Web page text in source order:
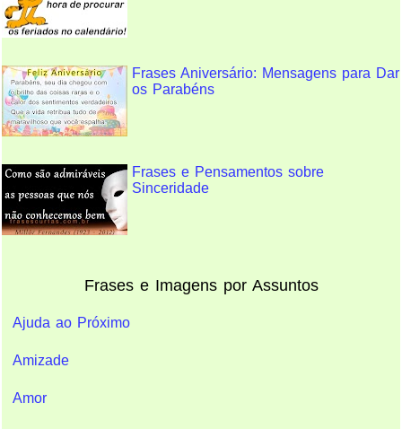
Frases Aniversário: Mensagens para Dar
os Parabéns
Frases e Pensamentos sobre
Sinceridade
Frases e Imagens por Assuntos
Ajuda ao Próximo
Amizade
Amor